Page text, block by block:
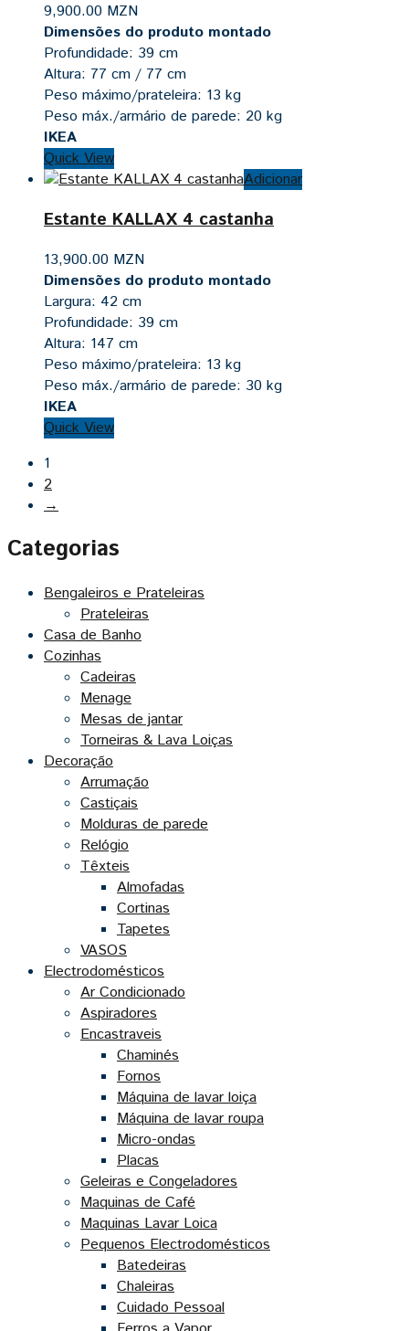
9,900.00 MZN
Dimensões do produto montado
Profundidade: 39 cm
Altura: 77 cm / 77 cm
Peso máximo/prateleira: 13 kg
Peso máx./armário de parede: 20 kg
IKEA
Quick View
Adicionar
Estante KALLAX 4 castanha
13,900.00 MZN
Dimensões do produto montado
Largura: 42 cm
Profundidade: 39 cm
Altura: 147 cm
Peso máximo/prateleira: 13 kg
Peso máx./armário de parede: 30 kg
IKEA
Quick View
1
2
→
Categorias
Bengaleiros e Prateleiras
Prateleiras
Casa de Banho
Cozinhas
Cadeiras
Menage
Mesas de jantar
Torneiras & Lava Loiças
Decoração
Arrumação
Castiçais
Molduras de parede
Relógio
Têxteis
Almofadas
Cortinas
Tapetes
VASOS
Electrodomésticos
Ar Condicionado
Aspiradores
Encastraveis
Chaminés
Fornos
Máquina de lavar loiça
Máquina de lavar roupa
Micro-ondas
Placas
Geleiras e Congeladores
Maquinas de Café
Maquinas Lavar Loica
Pequenos Electrodomésticos
Batedeiras
Chaleiras
Cuidado Pessoal